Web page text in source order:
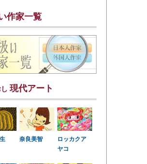
作家一覧
現代アート
奈良美智
ロッカクア
ヤコ